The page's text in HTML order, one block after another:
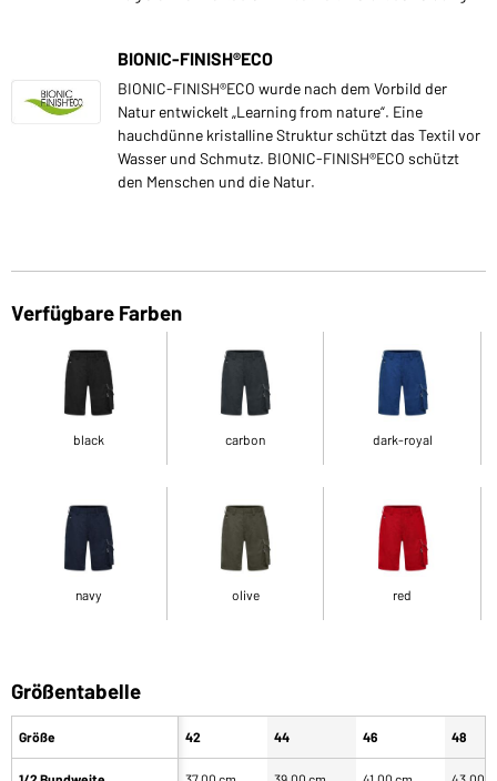
BIONIC-FINISH®ECO
BIONIC-FINISH®ECO wurde nach dem Vorbild der
Natur entwickelt „Learning from nature“. Eine
hauchdünne kristalline Struktur schützt das Textil vor
Wasser und Schmutz. BIONIC-FINISH®ECO schützt
den Menschen und die Natur.
Verfügbare Farben
black carbon dark-royal
navy olive red
Größentabelle
Größe 42 44 46 48